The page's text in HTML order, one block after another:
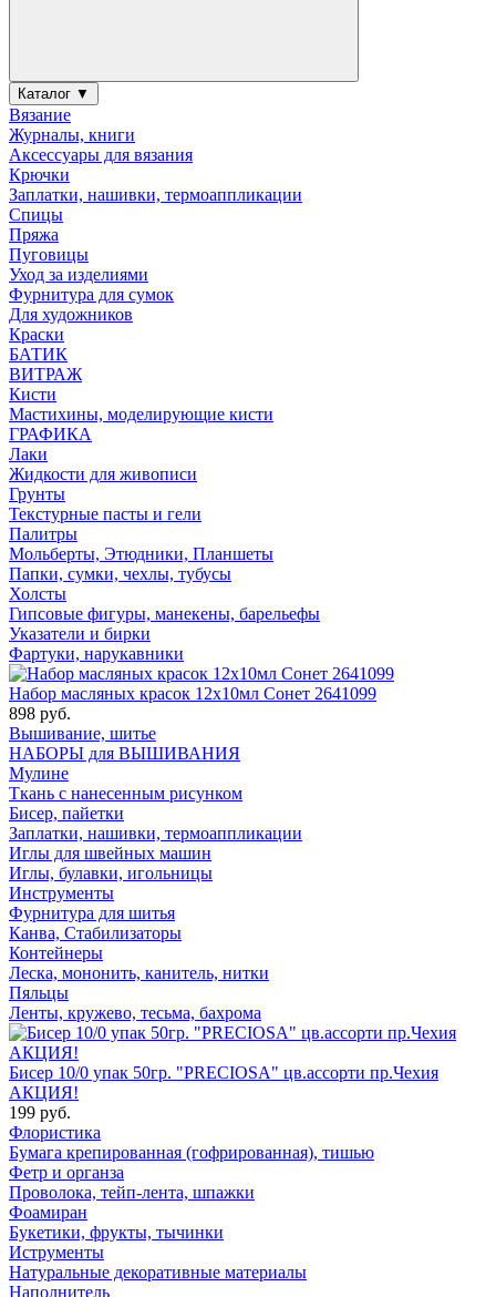
Каталог ▼
Вязание
Журналы, книги
Аксессуары для вязания
Крючки
Заплатки, нашивки, термоаппликации
Спицы
Пряжа
Пуговицы
Уход за изделиями
Фурнитура для сумок
Для художников
Краски
БАТИК
ВИТРАЖ
Кисти
Мастихины, моделирующие кисти
ГРАФИКА
Лаки
Жидкости для живописи
Грунты
Текстурные пасты и гели
Палитры
Мольберты, Этюдники, Планшеты
Папки, сумки, чехлы, тубусы
Холсты
Гипсовые фигуры, манекены, барельефы
Указатели и бирки
Фартуки, нарукавники
Набор масляных красок 12х10мл Сонет 2641099
898 руб.
Вышивание, шитье
НАБОРЫ для ВЫШИВАНИЯ
Мулине
Ткань с нанесенным рисунком
Бисер, пайетки
Заплатки, нашивки, термоаппликации
Иглы для швейных машин
Иглы, булавки, игольницы
Инструменты
Фурнитура для шитья
Канва, Стабилизаторы
Контейнеры
Леска, мононить, канитель, нитки
Пяльцы
Ленты, кружево, тесьма, бахрома
Бисер 10/0 упак 50гр. "PRECIOSA" цв.ассорти пр.Чехия
АКЦИЯ!
199 руб.
Флористика
Бумага крепированная (гофрированная), тишью
Фетр и органза
Проволока, тейп-лента, шпажки
Фоамиран
Букетики, фрукты, тычинки
Иструменты
Натуральные декоративные материалы
Наполнитель